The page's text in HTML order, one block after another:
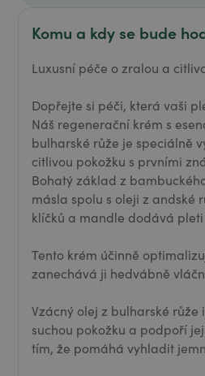
Komu a kdy se bude
Luxusní péče o zralou a
Dopřejte si péči, která vaši
Náš regenerační krém s
bulharské růže je speciálně
citlivou pokožku s prvními
Bohatý základ z
másla spolu s oleji z andské
klíčků a mandle dodává
Tento krém účinně
zanechává ji hedvábně
Vzácný olej z bulharské
suchou pokožku a podpoří
tím, že pomáhá vyhladit